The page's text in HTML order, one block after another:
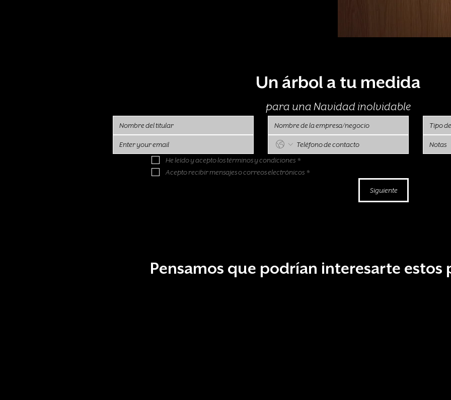
Un árbol a tu medida
para una Navidad inolvidable
He leído y acepto los términos y condiciones *
Acepto recibir mensajes o correos electrónicos *
Siguiente
Pensamos que podrían interesarte estos